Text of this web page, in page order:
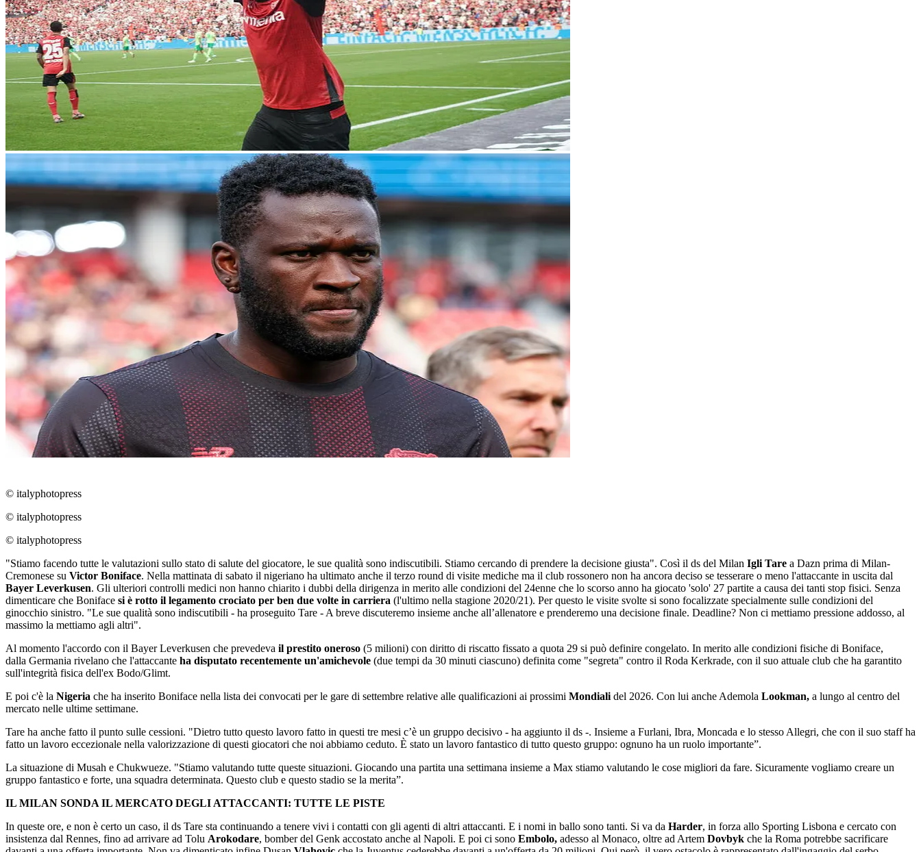
© italyphotopress
© italyphotopress
© italyphotopress
"Stiamo facendo tutte le valutazioni sullo stato di salute del giocatore, le sue qualità sono indiscutibili. Stiamo cercando di prendere la decisione giusta". Così il ds del Milan Igli Tare a Dazn prima di Milan-
Cremonese su Victor Boniface. Nella mattinata di sabato il nigeriano ha ultimato anche il terzo round di visite mediche ma il club rossonero non ha ancora deciso se tesserare o meno l'attaccante in uscita dal
Bayer Leverkusen. Gli ulteriori controlli medici non hanno chiarito i dubbi della dirigenza in merito alle condizioni del 24enne che lo scorso anno ha giocato 'solo' 27 partite a causa dei tanti stop fisici. Senza
dimenticare che Boniface si è rotto il legamento crociato per ben due volte in carriera (l'ultimo nella stagione 2020/21). Per questo le visite svolte si sono focalizzate specialmente sulle condizioni del
ginocchio sinistro. "Le sue qualità sono indiscutibili - ha proseguito Tare - A breve discuteremo insieme anche all’allenatore e prenderemo una decisione finale. Deadline? Non ci mettiamo pressione addosso, al
massimo la mettiamo agli altri".
Al momento l'accordo con il Bayer Leverkusen che prevedeva il prestito oneroso (5 milioni) con diritto di riscatto fissato a quota 29 si può definire congelato. In merito alle condizioni fisiche di Boniface,
dalla Germania rivelano che l'attaccante ha disputato recentemente un'amichevole (due tempi da 30 minuti ciascuno) definita come "segreta" contro il Roda Kerkrade, con il suo attuale club che ha garantito
sull'integrità fisica dell'ex Bodo/Glimt.
E poi c'è la Nigeria che ha inserito Boniface nella lista dei convocati per le gare di settembre relative alle qualificazioni ai prossimi Mondiali del 2026. Con lui anche Ademola Lookman, a lungo al centro del
mercato nelle ultime settimane.
Tare ha anche fatto il punto sulle cessioni. "Dietro tutto questo lavoro fatto in questi tre mesi c’è un gruppo decisivo - ha aggiunto il ds -. Insieme a Furlani, Ibra, Moncada e lo stesso Allegri, che con il suo staff ha
fatto un lavoro eccezionale nella valorizzazione di questi giocatori che noi abbiamo ceduto. È stato un lavoro fantastico di tutto questo gruppo: ognuno ha un ruolo importante”.
La situazione di Musah e Chukwueze. "Stiamo valutando tutte queste situazioni. Giocando una partita una settimana insieme a Max stiamo valutando le cose migliori da fare. Sicuramente vogliamo creare un
gruppo fantastico e forte, una squadra determinata. Questo club e questo stadio se la merita”.
IL MILAN SONDA IL MERCATO DEGLI ATTACCANTI: TUTTE LE PISTE
In queste ore, e non è certo un caso, il ds Tare sta continuando a tenere vivi i contatti con gli agenti di altri attaccanti. E i nomi in ballo sono tanti. Si va da Harder, in forza allo Sporting Lisbona e cercato con
insistenza dal Rennes, fino ad arrivare ad Tolu Arokodare, bomber del Genk accostato anche al Napoli. E poi ci sono Embolo, adesso al Monaco, oltre ad Artem Dovbyk che la Roma potrebbe sacrificare